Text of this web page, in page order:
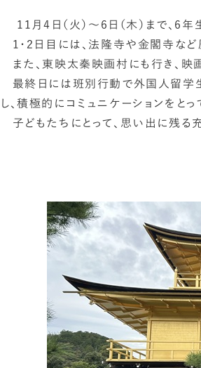
11月4日（火）〜6日（木）まで、6年
1･2日目には、法隆寺や金閣寺など
また、東映太秦映画村にも行き、映
最終日には班別行動で外国人留学
し、積極的にコミュニケーションをとっ
子どもたちにとって、思い出に残る